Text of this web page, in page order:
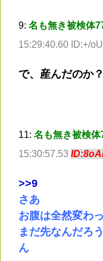
9: 名も無き被検体
15:29:40.60 ID:+/
で、産んだのか？
11: 名も無き被検
15:30:57.53
>>9
さあ
お腹は全然変わ
まだ先なんだろ
ん